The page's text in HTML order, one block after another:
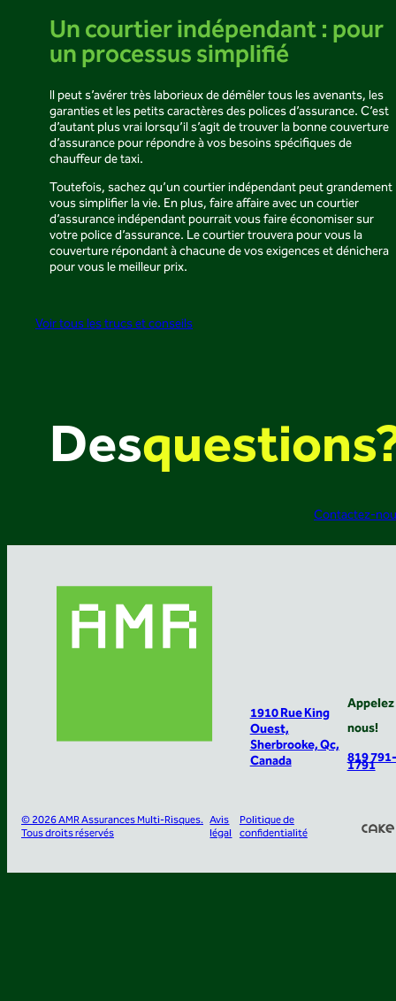
Un courtier indépendant : pour
un processus simplifié
Il peut s’avérer très laborieux de démêler tous les avenants, les
garanties et les petits caractères des polices d’assurance. C’est
d’autant plus vrai lorsqu’il s’agit de trouver la bonne couverture
d’assurance pour répondre à vos besoins spécifiques de
chauffeur de taxi.
Toutefois, sachez qu’un courtier indépendant peut grandement
vous simplifier la vie. En plus, faire affaire avec un courtier
d’assurance indépendant pourrait vous faire économiser sur
votre police d’assurance. Le courtier trouvera pour vous la
couverture répondant à chacune de vos exigences et dénichera
pour vous le meilleur prix.
Voir tous les trucs et conseils
Des
Contactez-
1910 Rue King
Ouest,
Sherbrooke, Qc,
Canada
Appelez
nous!
819 791-
1791
© 2026 AMR Assurances Multi-Risques.
Tous droits réservés
Avis
légal
Politique de
confidentialité